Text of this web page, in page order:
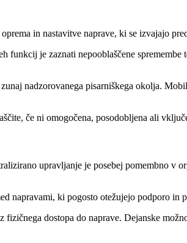
in nastavitve naprave, ki se izvajajo
funkcij je zaznati nepooblaščene
nadzorovanega pisarniškega okolja.
če ni omogočena, posodobljena ali
upravljanje je posebej pomembno v
napravami, ki pogosto otežujejo podporo in
dostopa do naprave. Dejanske